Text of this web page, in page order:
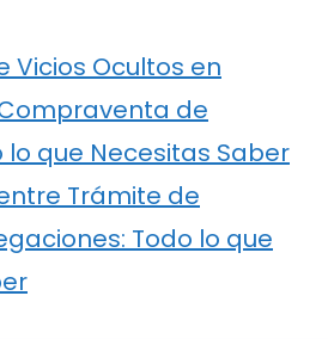
Vicios Ocultos en
de
lo que Necesitas Saber
Trámite de
Todo lo que